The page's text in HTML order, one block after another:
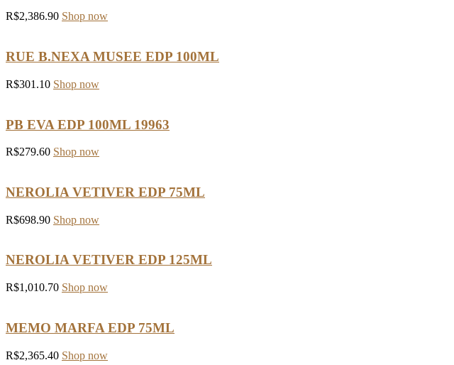
R$2,386.90 Shop now
RUE B.NEXA MUSEE EDP 100ML
R$301.10 Shop now
PB EVA EDP 100ML 19963
R$279.60 Shop now
NEROLIA VETIVER EDP 75ML
R$698.90 Shop now
NEROLIA VETIVER EDP 125ML
R$1,010.70 Shop now
MEMO MARFA EDP 75ML
R$2,365.40 Shop now